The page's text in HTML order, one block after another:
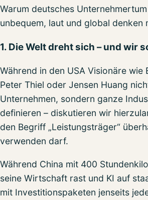
Warum deutsches
unbequem, laut und global denken
1. Die Welt dreht sich – und wir
Während in den USA Visionäre wie
Peter Thiel oder Jensen Huang
Unternehmen, sondern ganze
definieren – diskutieren wir
den Begriff „Leistungsträger“
verwenden darf.
Während China mit 400
seine Wirtschaft rast und KI auf
mit Investitionspaketen jenseits